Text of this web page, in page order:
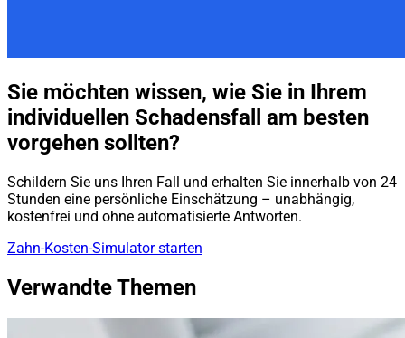
Sie möchten wissen, wie Sie in Ihrem
individuellen Schadensfall am besten
vorgehen sollten?
Schildern Sie uns Ihren Fall und erhalten Sie innerhalb von 24
Stunden eine persönliche Einschätzung – unabhängig,
kostenfrei und ohne automatisierte Antworten.
Zahn-Kosten-Simulator starten
Verwandte Themen